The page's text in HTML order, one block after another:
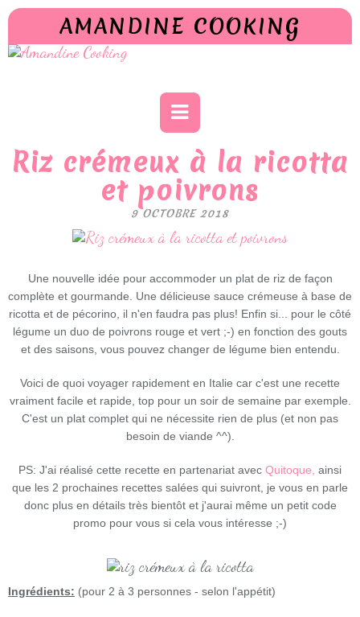
AMANDINE COOKING
Riz crémeux à la ricotta
et poivrons
9 OCTOBRE 2018
Une nouvelle idée pour accommoder un plat de riz de façon
complète et gourmande. Une délicieuse sauce crémeuse à base de
ricotta et de pécorino, il n'en faudra pas plus! Enfin si... pour le côté
légume un duo de poivrons rouge et vert ;-) en fonction des gouts
et des saisons, vous pouvez changer de légume bien entendu.
Voici de quoi voyager rapidement en Italie car c'est une recette
vraiment facile et rapide, top pour un soir de semaine par exemple.
C'est un plat complet qui ne nécessite rien de plus (et non pas
besoin de viande ^^).
PS: J'ai réalisé cette recette en partenariat avec Quitoque, ainsi
que les 2 prochaines recettes salées qui suivront, je vous en parle
donc plus en détails très bientôt et j'aurai même un petit code
promo pour vous si cela vous intéresse ;-)
Ingrédients: (pour 2 à 3 personnes - selon l'appétit)